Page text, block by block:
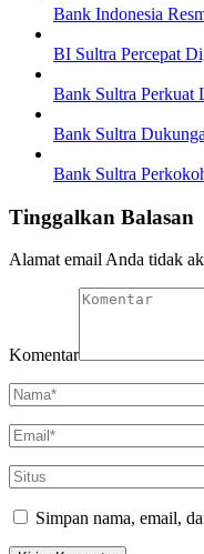
Bank Indonesia
BI Sultra Percepat
Bank Sultra Perkuat
Bank Sultra
Bank Sultra
Tinggalkan Balasan
Alamat email Anda tidak
Komentar
Simpan nama, email,